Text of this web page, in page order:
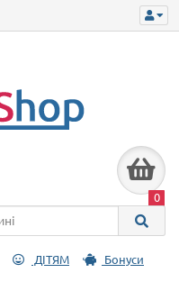
0
ДІТЯМ
Бонуси